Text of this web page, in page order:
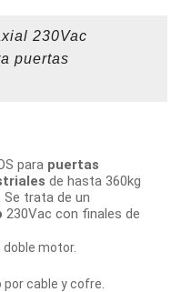
230Vac
puertas
para puertas
de hasta 360kg
Se trata de un
230Vac con finales de
motor.
cable y cofre.